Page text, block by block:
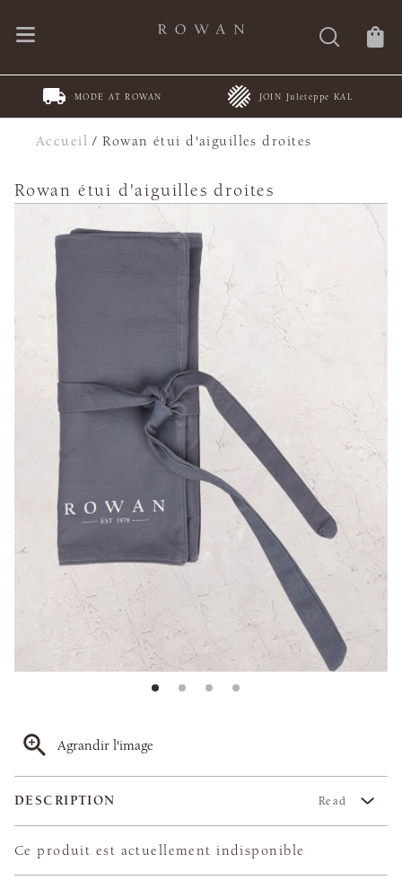
MODE AT ROWAN JOIN Juleteppe KAL
Accueil /Rowan étui d'aiguilles droites
Rowan étui d'aiguilles droites
Agrandir l'image
DESCRIPTION Read
Ce produit est actuellement indisponible